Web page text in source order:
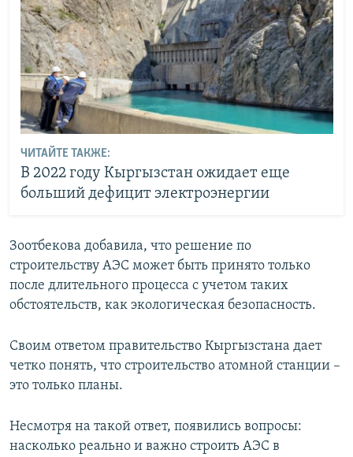
ЧИТАЙТЕ ТАКЖЕ:
В 2022 году Кыргызстан ожидает еще
больший дефицит электроэнергии
Зоотбекова добавила, что решение по
строительству АЭС может быть принято только
после длительного процесса с учетом таких
обстоятельств, как экологическая безопасность.
Своим ответом правительство Кыргызстана дает
четко понять, что строительство атомной станции –
это только планы.
Несмотря на такой ответ, появились вопросы:
насколько реально и важно строить АЭС в